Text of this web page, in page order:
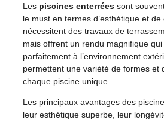
Les piscines enterrées sont
le must en termes d’esthétique et
nécessitent des travaux de
mais offrent un rendu magnifique qui
parfaitement à l’environnement
permettent une variété de formes et
chaque piscine unique.
Les principaux avantages des
leur esthétique superbe, leur